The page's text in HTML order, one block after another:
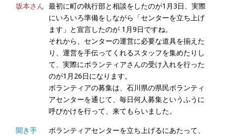
坂本さん 最初に町の執行部と相談をしたのが1月3日、実際
にいろいろ準備をしながら「センターを立ち上げ
ます」と宣言したのが 1月9日ですね。
それから、センターの運営に必要な道具を揃えた
り、運営を手伝ってくれるスタッフを集めたりし
て、実際にボランティアさんの受け入れを行った
のが1月26日になります。
ボランティアの募集は、石川県の県民ボランティ
アセンターを通じて、毎日何人募集というふうに
呼びかけを行って、来てもらいました。
聞き手
ボランティアセンターを立ち上げるにあたって、